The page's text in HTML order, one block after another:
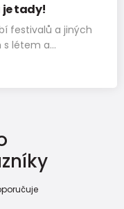
je tady!
festivalů a jiných
s létem a…